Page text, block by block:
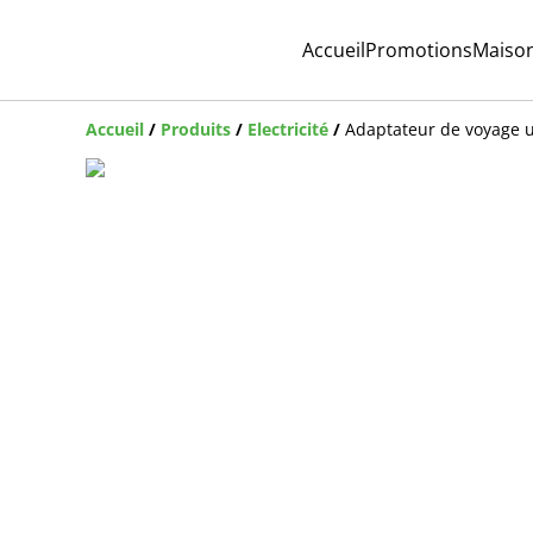
AccueilPromotions
Accueil / Produits / Electricité / Adaptateur de voyage